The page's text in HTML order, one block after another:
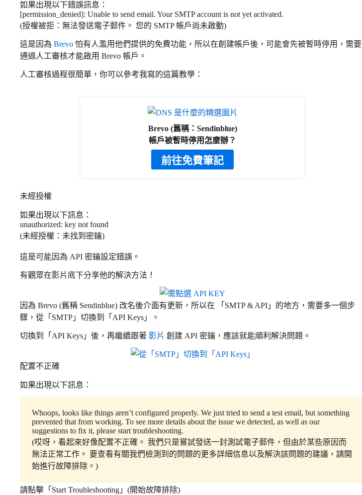
如果出現以下錯誤訊息：
[permission_denied]: Unable to send email. Your SMTP account is not yet activated.
(授權被拒：無法發送電子郵件。 您的 SMTP 帳戶尚未啟動)
這是因為 Brevo 怕有人濫用他們提供的免費功能，所以在創建帳戶後，可能會先被暫時停用，需要
通過人工審核才能啟用 Brevo 帳戶。
人工審核過程很簡單，你可以參考我寫的這篇教學：
Brevo (舊稱：Sendinblue)
帳戶被暫時停用怎麼辦？
前往免費筆記
未經授權
如果出現以下訊息：
unauthorized: key not found
(未經授權：未找到密鑰)
這是可能因為 API 密鑰設定錯誤。
有觀眾在影片底下分享他的解決方法！
因為 Brevo (舊稱 Sendinblue) 改名後介面有更新，所以在 「SMTP & API」的地方，需要多一個步
驟，從「SMTP」切換到「API Keys」。
切換到「API Keys」後，再繼續跟著 影片 創建 API 密鑰，應該就能順利解決問題。
配置不正確
如果出現以下訊息：
Whoops, looks like things aren’t configured properly. We just tried to send a test email, but something
prevented that from working. To see more details about the issue we detected, as well as our
suggestions to fix it, please start troubleshooting.
(哎呀，看起來好像配置不正確。 我們只是嘗試發送一封測試電子郵件，但由於某些原因而
無法正常工作。 要查看有關我們檢測到的問題的更多詳細信息以及解決該問題的建議，請開
始進行故障排除。)
請點擊「Start Troubleshooting」(開始故障排除)